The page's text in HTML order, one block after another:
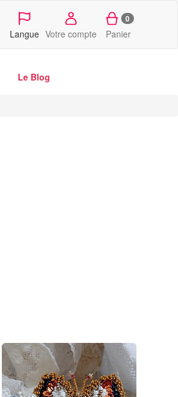
Langue Votre compte
0
Panier
Le Blog